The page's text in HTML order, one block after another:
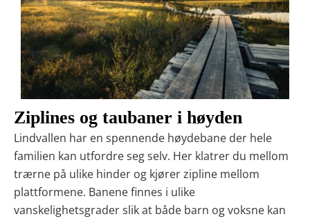
Ziplines og taubaner i høyden
Lindvallen har en spennende høydebane der hele
familien kan utfordre seg selv. Her klatrer du mellom
trærne på ulike hinder og kjører zipline mellom
plattformene. Banene finnes i ulike
vanskelighetsgrader slik at både barn og voksne kan